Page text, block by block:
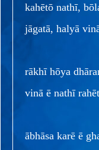
kahētō nathī,
jāgatā, halyā
rākhī hōya
vinā ē nathī
ābhāsa karē ē